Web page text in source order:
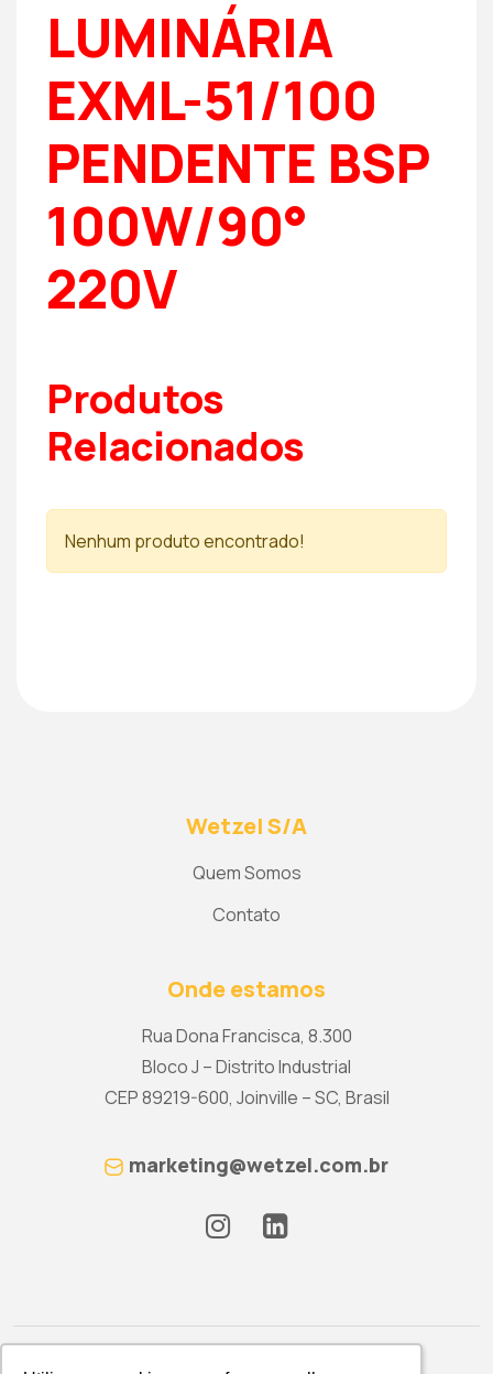
LUMINÁRIA
EXML-51/100
PENDENTE BSP
100W/90°
220V
Produtos
Relacionados
Nenhum produto encontrado!
Wetzel S/A
Quem Somos
Contato
Onde estamos
Rua Dona Francisca, 8.300
Bloco J – Distrito Industrial
CEP 89219-600, Joinville – SC, Brasil
marketing@wetzel.com.br